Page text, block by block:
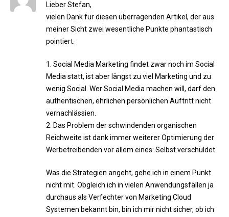
Lieber Stefan,
vielen Dank für diesen überragenden Artikel, der aus
meiner Sicht zwei wesentliche Punkte phantastisch
pointiert:
1. Social Media Marketing findet zwar noch im Social
Media statt, ist aber längst zu viel Marketing und zu
wenig Social. Wer Social Media machen will, darf den
authentischen, ehrlichen persönlichen Auftritt nicht
vernachlässien.
2. Das Problem der schwindenden organischen
Reichweite ist dank immer weiterer Optimierung der
Werbetreibenden vor allem eines: Selbst verschuldet.
Was die Strategien angeht, gehe ich in einem Punkt
nicht mit. Obgleich ich in vielen Anwendungsfällen ja
durchaus als Verfechter von Marketing Cloud
Systemen bekannt bin, bin ich mir nicht sicher, ob ich